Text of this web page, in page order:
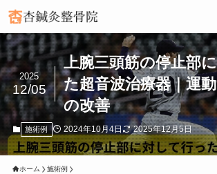
上腕三頭筋の停止部
た超音波治療器｜運
の改善
2025
12/05
施術例 2024年10月4日 2025年12月5日
ホーム 施術例